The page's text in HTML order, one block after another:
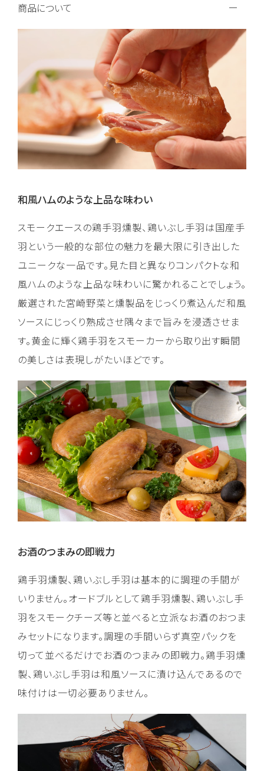
商品について
和風ハムのような上品な味わい
スモークエースの鶏手羽燻製、鶏いぶし手羽は国産手
羽という一般的な部位の魅力を最大限に引き出した
ユニークな一品です。見た目と異なりコンパクトな和
風ハムのような上品な味わいに驚かれることでしょう。
厳選された宮崎野菜と燻製品をじっくり煮込んだ和風
ソースにじっくり熟成させ隅々まで旨みを浸透させま
す。黄金に輝く鶏手羽をスモーカーから取り出す瞬間
の美しさは表現しがたいほどです。
お酒のつまみの即戦力
鶏手羽燻製、鶏いぶし手羽は基本的に調理の手間が
いりません。オードブルとして鶏手羽燻製、鶏いぶし手
羽をスモークチーズ等と並べると立派なお酒のおつま
みセットになります。調理の手間いらず真空パックを
切って並べるだけでお酒のつまみの即戦力。鶏手羽燻
製、鶏いぶし手羽は和風ソースに漬け込んであるので
味付けは一切必要ありません。